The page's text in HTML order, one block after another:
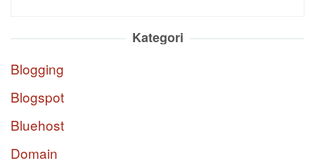
Kategori
Blogging
Blogspot
Bluehost
Domain